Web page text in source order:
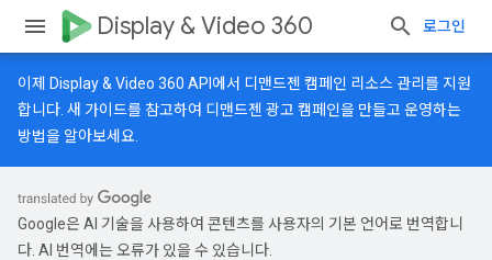
Display & Video 360 로그인
이제 Display & Video 360 API에서 디맨드젠 캠페인 리소스 관리를 지원
합니다. 새 가이드를 참고하여 디맨드젠 광고 캠페인을 만들고 운영하는
방법을 알아보세요.
Google은 AI 기술을 사용하여 콘텐츠를 사용자의 기본 언어로 번역합니
다. AI 번역에는 오류가 있을 수 있습니다.